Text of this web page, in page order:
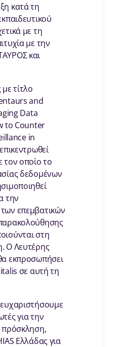
κατά τη
με τη
με την
και
τίτλο
and
Data
to Counter
in
τον οποίο το
δεδομένων
την
επεμβατικών
στη
Ο Λευτέρης
εκπροσωπήσει
σε αυτή τη
για την
πρόσκληση,
Ελλάδας για